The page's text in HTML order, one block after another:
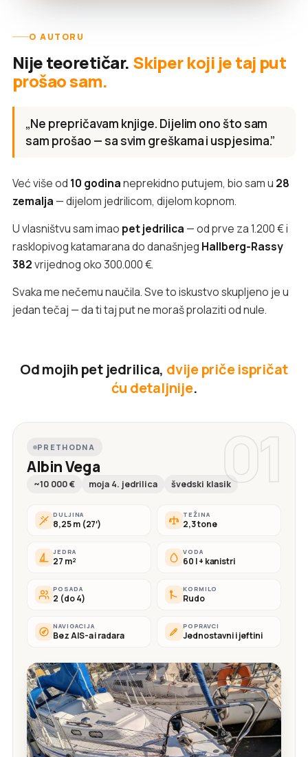
O AUTORU
Nije teoretičar. Skiper koji je taj put
prošao sam.
„Ne prepričavam knjige. Dijelim ono što sam
sam prošao — sa svim greškama i uspjesima.”
Već više od 10 godinaneprekidno putujem, bio sam u 28
zemalja — dijelom jedrilicom, dijelom kopnom.
U vlasništvu sam imao pet jedrilica — od prve za 1.200 € i
rasklopivog katamarana do današnjeg Hallberg-Rassy
382vrijednog oko 300.000 €.
Svaka me nečemu naučila. Sve to iskustvo skupljeno je u
jedan tečaj — da ti taj put ne moraš prolaziti od nule.
Od mojih pet jedrilica, dvije priče ispričat
ću detaljnije.
01
PRETHODNA
Albin Vega
~10 000 € moja 4. jedrilica švedski klasik
DULJINA
8,25 m (27′)
TEŽINA
2,3 tone
JEDRA
27 m²
VODA
60 l + kanistri
POSADA
2 (do 4)
KORMILO
Rudo
NAVIGACIJA
Bez AIS-a i radara
POPRAVCI
Jednostavni i jeftini